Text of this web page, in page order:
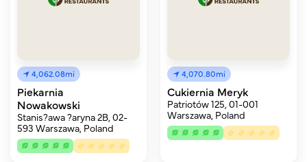
4,062.08mi
Piekarnia
Nowakowski
Stanis?awa ?aryna 2B, 02-
593 Warszawa, Poland
4,070.80mi
Cukiernia Meryk
Patriotów 125, 01-001
Warszawa, Poland